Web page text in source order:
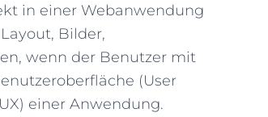
in einer Webanwendung
Bilder,
wenn der Benutzer mit
(User
einer Anwendung.